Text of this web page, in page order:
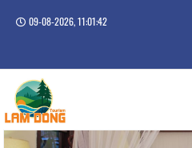
09-08-2026, 11:01:43